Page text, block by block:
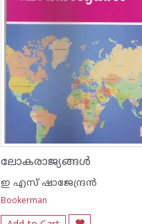
ലോകരാജ്യങ്ങള്‍
ഇ എസ് ഷാജേന്ദ്രന്‍
Bookerman